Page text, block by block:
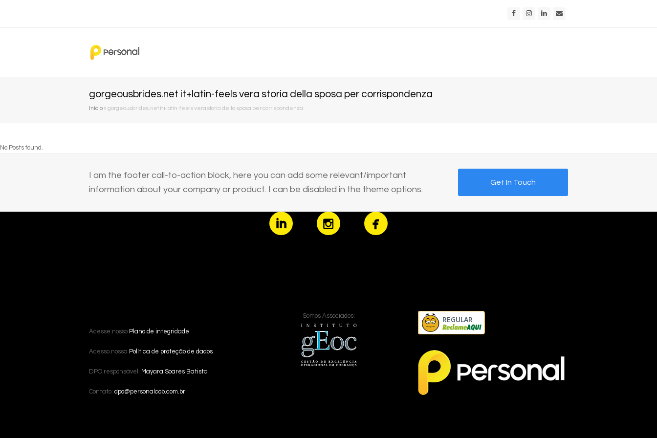
FacebookInstagram
LinkedIn
gorgeousbrides.net it+latin-feels vera storia della sposa per corrispondenza
Início » gorgeousbrides.net it+latin-feels vera storia della sposa per corrispondenza
No Posts found.
I am the footer call-to-action block, here you can add some relevant/important
information about your company or product. I can be disabled in the theme options.
Get In Touch
Acesse nosso Plano de integridade
Acesso nossa Política de proteção de dados
DPO responsável: Mayara Soares Batista
Contato: dpo@personalcob.com.br
Somos Associados: REGULAR